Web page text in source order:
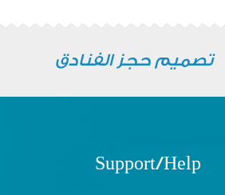
تصميم حجز الفنادق
Support/Help